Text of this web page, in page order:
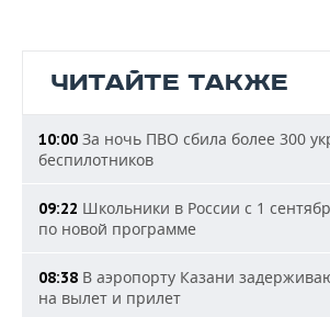
ЧИТАЙТЕ ТАКЖЕ
10:00 За ночь ПВО сбила более 300
беспилотников
09:22 Школьники в России с 1
по новой программе
08:38 В аэропорту Казани
на вылет и прилет